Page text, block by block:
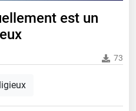
est un
73